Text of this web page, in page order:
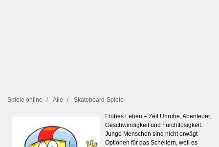
Spiele online Alle Skateboard-Spiele
Frühes Leben – Zeit Unruhe, Abenteuer,
Geschwindigkeit und Furchtlosigkeit.
Junge Menschen sind nicht erwägt
Optionen für das Scheitern, weil es